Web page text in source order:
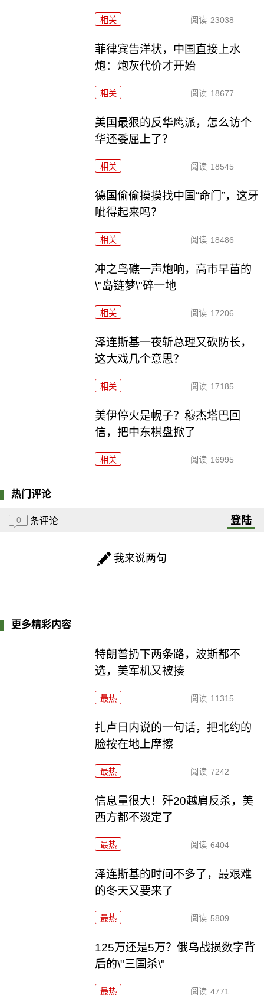
相关 阅读 23038
菲律宾告洋状，中国直接上水
炮：炮灰代价才开始
相关 阅读 18677
美国最狠的反华鹰派，怎么访个
华还委屈上了？
相关 阅读 18545
德国偷偷摸摸找中国“命门”，这牙
呲得起来吗？
相关 阅读 18486
冲之鸟礁一声炮响，高市早苗的
\"岛链梦\"碎一地
相关 阅读 17206
泽连斯基一夜斩总理又砍防长，
这大戏几个意思？
相关 阅读 17185
美伊停火是幌子？穆杰塔巴回
信，把中东棋盘掀了
相关 阅读 16995
热门评论
0 条评论 登陆
我来说两句
更多精彩内容
特朗普扔下两条路，波斯都不
选，美军机又被揍
最热 阅读 11315
扎卢日内说的一句话，把北约的
脸按在地上摩擦
最热 阅读 7242
信息量很大！歼20越肩反杀，美
西方都不淡定了
最热 阅读 6404
泽连斯基的时间不多了，最艰难
的冬天又要来了
最热 阅读 5809
125万还是5万？俄乌战损数字背
后的\"三国杀\"
最热 阅读 4771